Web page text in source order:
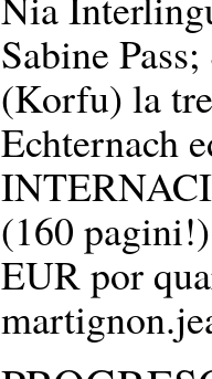
Sabine
(Korfu) la
Echternach
(160
EUR por